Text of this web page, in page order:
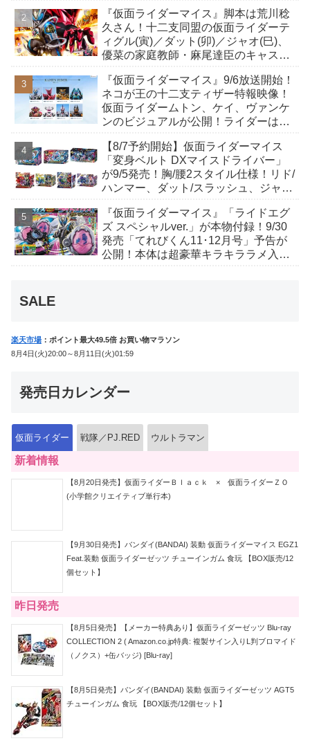
か12点！
『仮面ライダーマイス』脚本は荒川稔
久さん！十二支同盟の仮面ライダーテ
ィグル(寅)／ダット(卯)／ジャオ(巳)、
優菜の家庭教師・麻尾達臣のキャスト
んも変身！
『仮面ライダーマイス』9/6放送開始！
ネコが王の十二支ティザー特報映像！
仮面ライダームトン、ケイ、ヴァンケ
ンのビジュアルが公開！ライダーは子
【8/7予約開始】仮面ライダーマイス
「変身ベルト DXマイスドライバー」
が9/5発売！胸/腰2スタイル仕様！リド/
ハンマー、ダット/スラッシュ、ジャ
クルも！
『仮面ライダーマイス』「ライドエグ
ズ スペシャルver.」が本物付録！9/30
発売「てれびくん11･12月号」予告が
公開！本体は超豪華キラキララメ入
SALE
楽天市場 ：ポイント最大49.5倍 お買い物マラソン
8月4日(火)20:00～8月11日(火)01:59
発売日カレンダー
仮面ライダー 戦隊／PJ.RED ウルトラマン
新着情報
【8月20日発売】仮面ライダーＢｌａｃｋ × 仮面ライダーＺＯ
(小学館クリエイティブ単行本)
【9月30日発売】バンダイ(BANDAI) 装動 仮面ライダーマイス EGZ1
Feat.装動 仮面ライダーゼッツ チューインガム 食玩 【BOX販売/12
個セット】
昨日発売
【8月5日発売】【メーカー特典あり】仮面ライダーゼッツ Blu-ray
COLLECTION 2 ( Amazon.co.jp特典: 複製サイン入りL判ブロマイド
（ノクス）+缶バッジ) [Blu-ray]
【8月5日発売】バンダイ(BANDAI) 装動 仮面ライダーゼッツ AGT5
チューインガム 食玩 【BOX販売/12個セット】